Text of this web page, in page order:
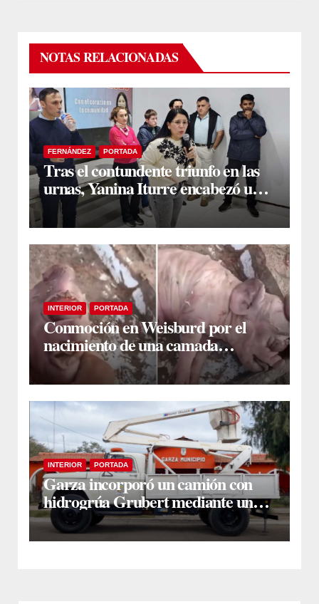
NOTAS RELACIONADAS
FERNÁNDEZ PORTADA
Tras el contundente triunfo en las
urnas, Yanina Iturre encabezó un
encuentro con vecinos y dirigentes
en Fernández
INTERIOR PORTADA
Conmoción en Weisburd por el
nacimiento de una camada
lechones con graves deformaciones
INTERIOR PORTADA
Garza incorporó un camión con
hidrogrúa Grubert mediante una
inversión de $35 millones con
fondos municipales